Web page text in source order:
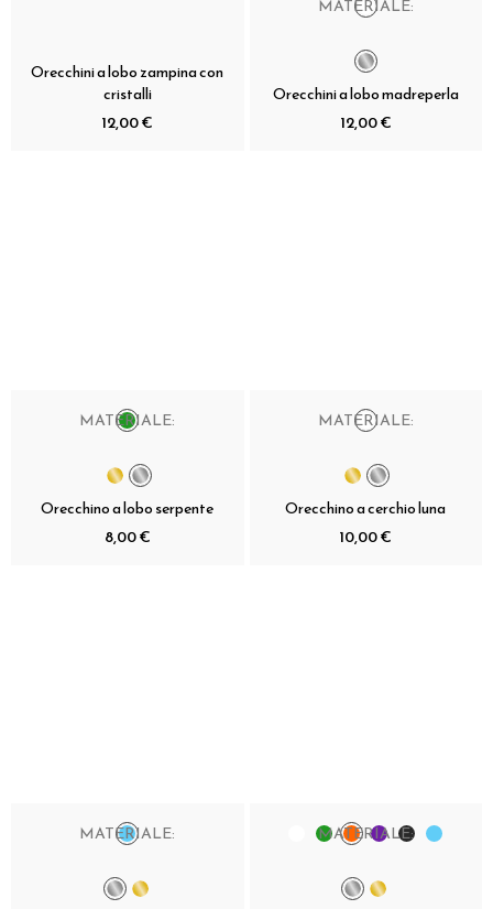
Orecchini a lobo zampina con
cristalli
12,00 €
MATERIALE:
Orecchini a lobo madreperla
12,00 €
MATERIALE:
Orecchino a lobo serpente
8,00 €
MATERIALE:
Orecchino a cerchio luna
10,00 €
MATERIALE: MATERIALE: